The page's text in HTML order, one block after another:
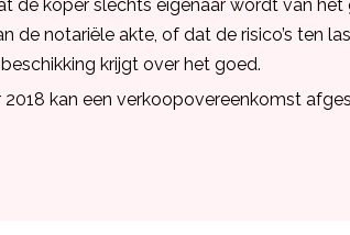
de koper slechts eigenaar wordt van
de notariële akte, of dat de risico’s ten
krijgt over het goed.
kan een verkoopovereenkomst